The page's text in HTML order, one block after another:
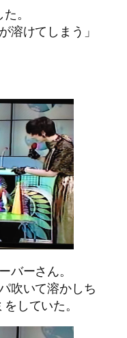
。
溶けてしまう」
バーさん。
吹いて溶かしち
していた。